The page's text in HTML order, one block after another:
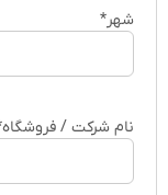
شهر*
نام شرکت / فروشگاه*